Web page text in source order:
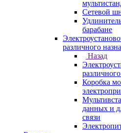
Сетевой
барабане
различного
Назад
Коробка
данных и
связи